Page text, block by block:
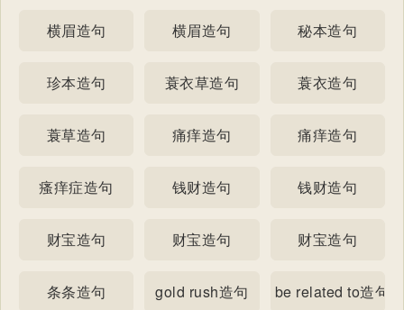
横眉造句 横眉造句 秘本造句
珍本造句 蓑衣草造句 蓑衣造句
蓑草造句 痛痒造句 痛痒造句
瘙痒症造句 钱财造句 钱财造句
财宝造句 财宝造句 财宝造句
条条造句 gold rush造句 be related to造句